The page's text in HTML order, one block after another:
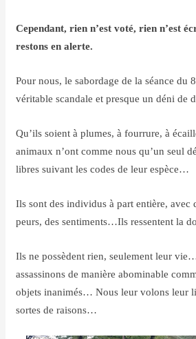
Cependant, rien n’est voté, rien n’est
restons en alerte.
Pour nous, le sabordage de la séance du
véritable scandale et presque un déni de
Qu’ils soient à plumes, à fourrure, à
animaux n’ont comme nous qu’un seul
libres suivant les codes de leur espèce…
Ils sont des individus à part entière, avec
peurs, des sentiments…Ils ressentent la
Ils ne possèdent rien, seulement leur
assassinons de manière abominable
objets inanimés… Nous leur volons leur
sortes de raisons…